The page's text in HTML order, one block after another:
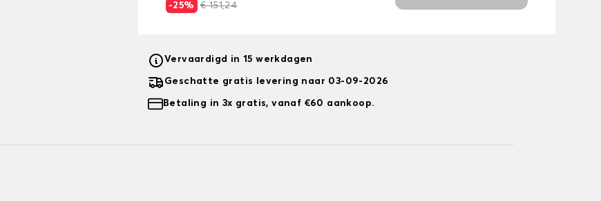
-25% € 151,24
Vervaardigd in 15 werkdagen
Geschatte gratis levering naar 03-09-2026
Betaling in 3x gratis, vanaf €60 aankoop.